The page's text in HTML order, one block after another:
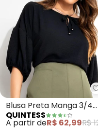
Blusa Preta Manga 3/4
Balonê em Tecido Air
Flow com Amarração
QUINTESS
A partir deR$ 62,99R$